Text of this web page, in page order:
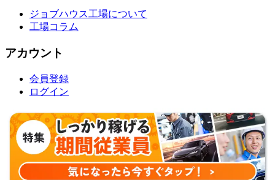
ジョブハウス工場について
工場コラム
アカウント
会員登録
ログイン